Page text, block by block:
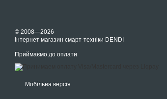
© 2008—2026
Інтернет магазин смарт-техніки DENDI
Приймаємо до оплати
Мобільна версія